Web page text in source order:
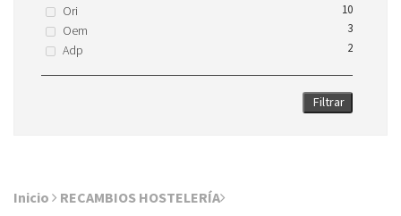
Ori
10
Oem 3
Adp 2
Filtrar
Inicio
RECAMBIOS HOSTELERÍA